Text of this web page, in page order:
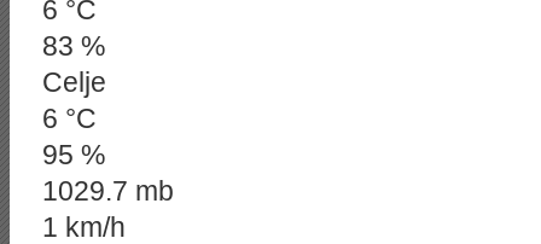
6 °C
83 %
Celje
6 °C
95 %
1029.7 mb
1 km/h